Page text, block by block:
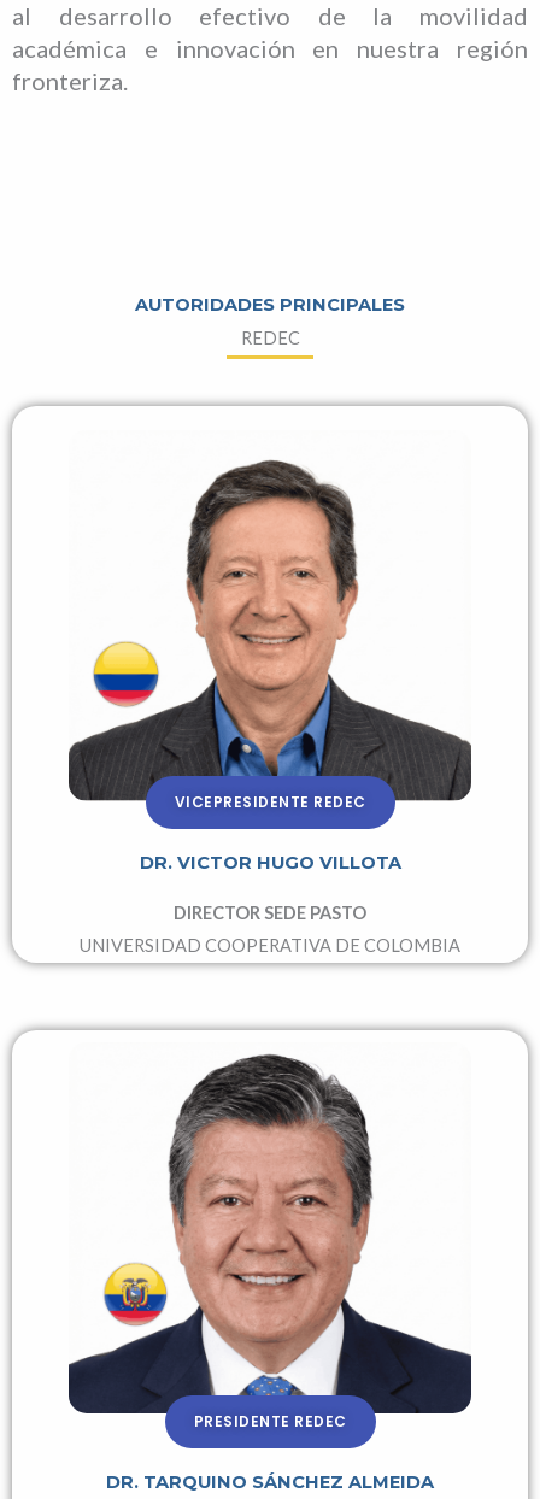
al desarrollo efectivo de la movilidad
académica e innovación en nuestra región
fronteriza.
AUTORIDADES PRINCIPALES
REDEC
VICEPRESIDENTE REDEC
DR. VICTOR HUGO VILLOTA
DIRECTOR SEDE PASTO
UNIVERSIDAD COOPERATIVA DE COLOMBIA
PRESIDENTE REDEC
DR. TARQUINO SÁNCHEZ ALMEIDA